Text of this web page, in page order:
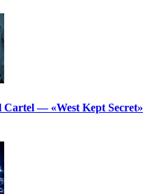
Cartel — «West Kept Secret»